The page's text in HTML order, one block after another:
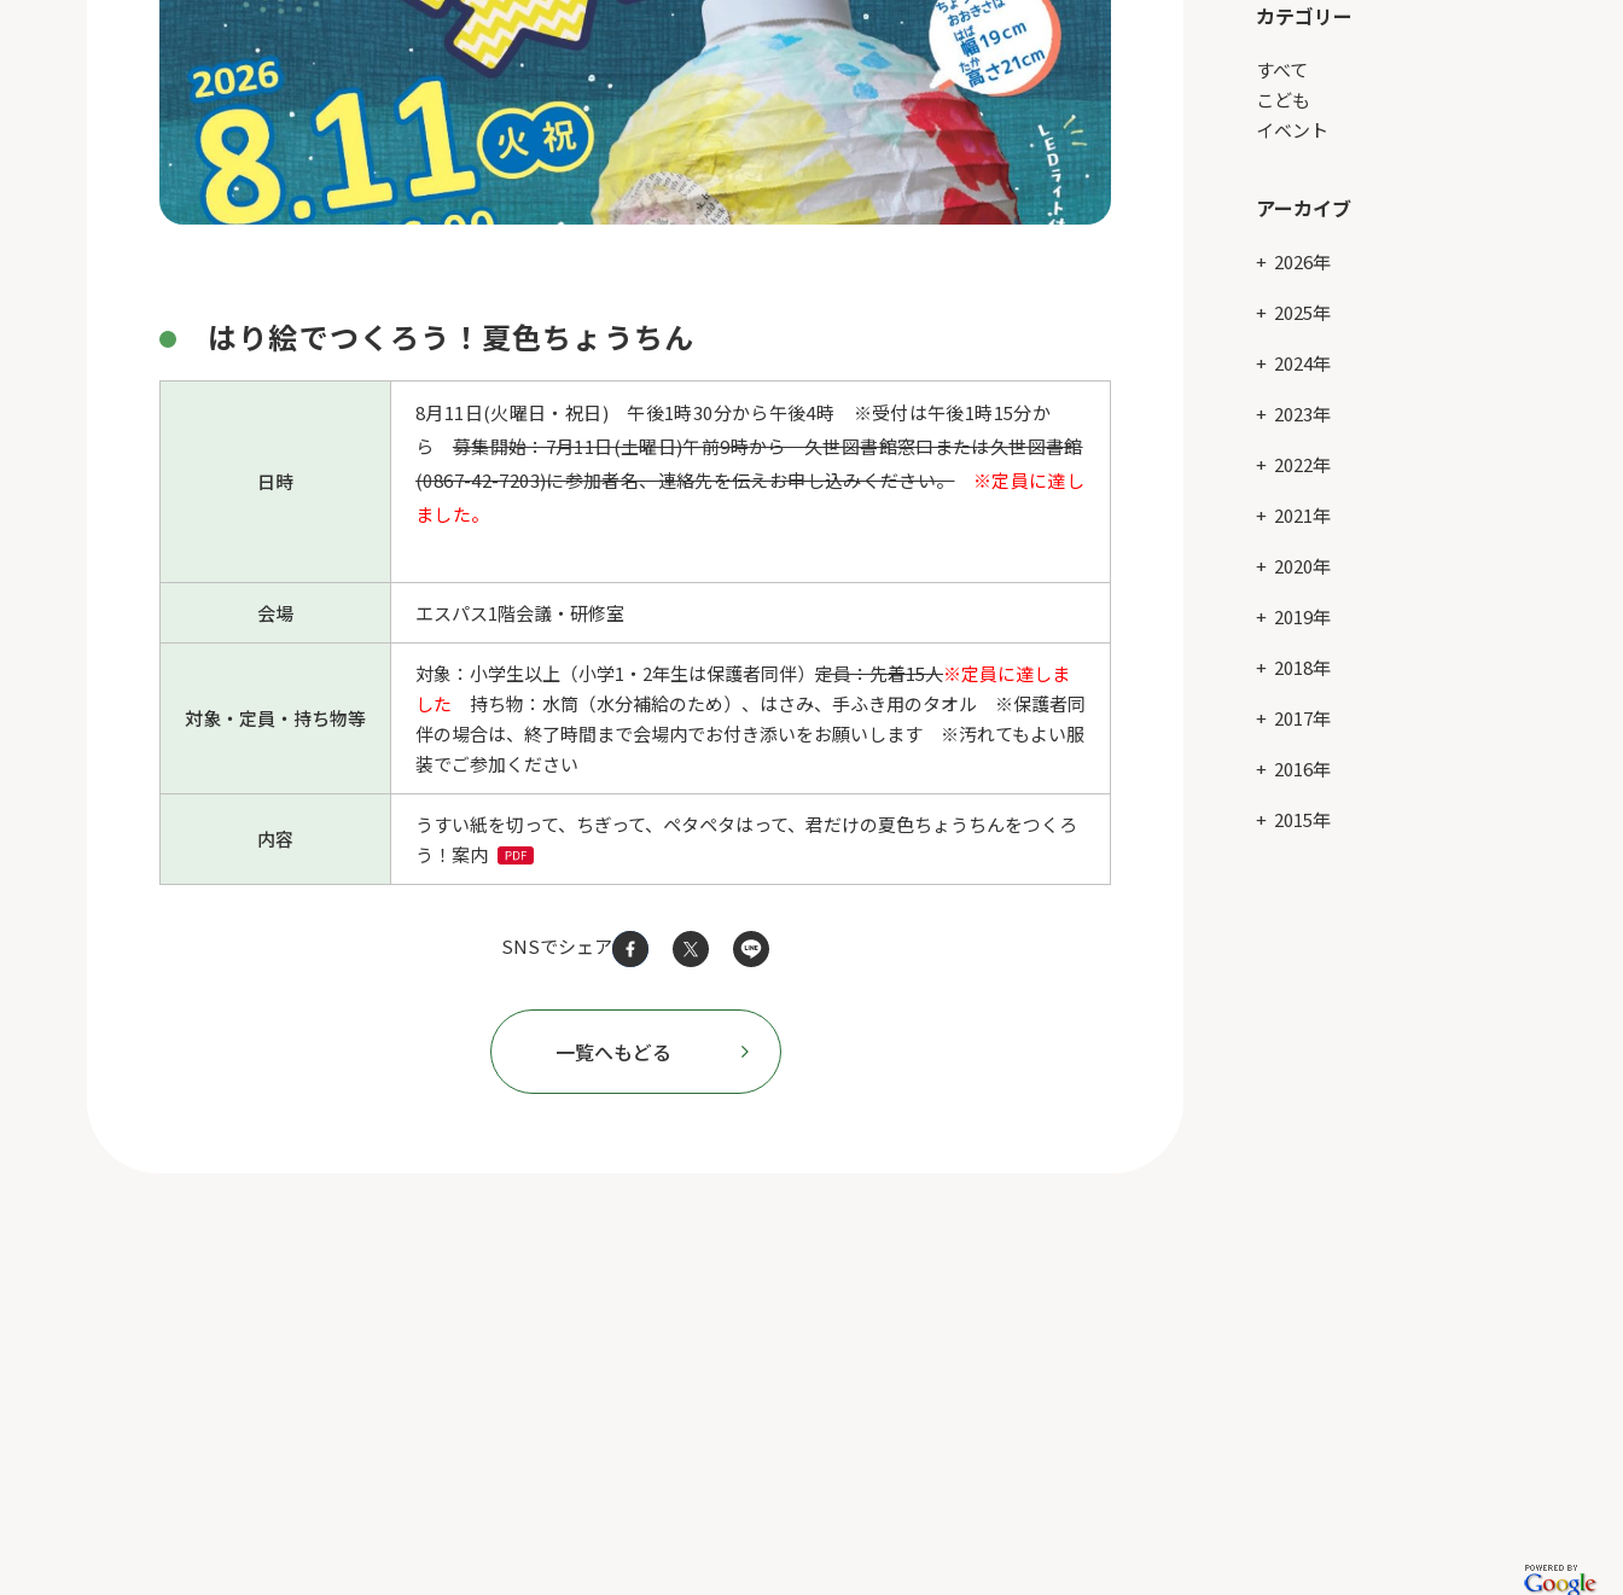
カテゴリー
すべて
こども
イベント
アーカイブ
2026年
2025年
2024年
2023年
2022年
2021年
2020年
2019年
2018年
2017年
2016年
2015年
はり絵でつくろう！夏色ちょうちん
日時
8月11日(火曜日・祝日) 午後1時30分から午後4時 ※受付は午後1時15分か
ら募集開始：7月11日(土曜日)午前9時から 久世図書館窓口または久世図書館
(0867-42-7203)に参加者名、連絡先を伝えお申し込みください。
※定員に達し
ました。
会場 エスパス1階会議・研修室
対象・定員・持ち物等
対象：小学生以上（小学1・2年生は保護者同伴） 定員：先着15人※定員に達しま
した 持ち物：水筒（水分補給のため）、はさみ、手ふき用のタオル ※保護者同
伴の場合は、終了時間まで会場内でお付き添いをお願いします ※汚れてもよい服
装でご参加ください
内容
うすい紙を切って、ちぎって、ペタペタはって、君だけの夏色ちょうちんをつくろ
う！ 案内
SNSでシェア
一覧へもどる